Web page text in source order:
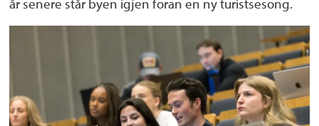
år senere står byen igjen foran en ny turistsesong.